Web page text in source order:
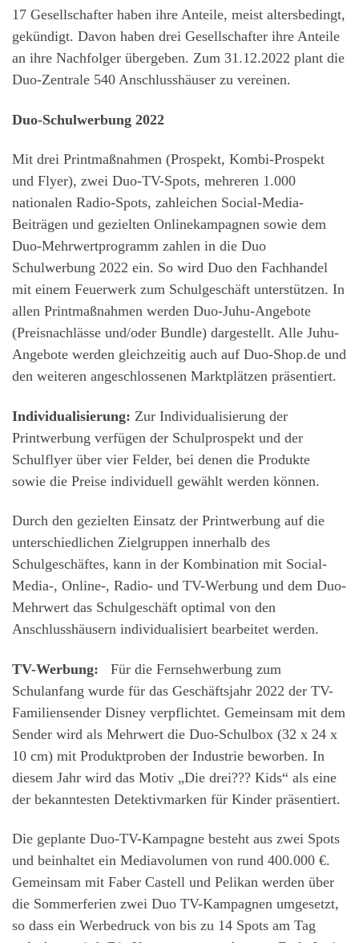
17 Gesellschafter haben ihre Anteile, meist altersbedingt,
gekündigt. Davon haben drei Gesellschafter ihre Anteile
an ihre Nachfolger übergeben. Zum 31.12.2022 plant die
Duo-Zentrale 540 Anschlusshäuser zu vereinen.
Duo-Schulwerbung 2022
Mit drei Printmaßnahmen (Prospekt, Kombi-Prospekt
und Flyer), zwei Duo-TV-Spots, mehreren 1.000
nationalen Radio-Spots, zahleichen Social-Media-
Beiträgen und gezielten Onlinekampagnen sowie dem
Duo-Mehrwertprogramm zahlen in die Duo
Schulwerbung 2022 ein. So wird Duo den Fachhandel
mit einem Feuerwerk zum Schulgeschäft unterstützen. In
allen Printmaßnahmen werden Duo-Juhu-Angebote
(Preisnachlässe und/oder Bundle) dargestellt. Alle Juhu-
Angebote werden gleichzeitig auch auf Duo-Shop.de und
den weiteren angeschlossenen Marktplätzen präsentiert.
Individualisierung: Zur Individualisierung der
Printwerbung verfügen der Schulprospekt und der
Schulflyer über vier Felder, bei denen die Produkte
sowie die Preise individuell gewählt werden können.
Durch den gezielten Einsatz der Printwerbung auf die
unterschiedlichen Zielgruppen innerhalb des
Schulgeschäftes, kann in der Kombination mit Social-
Media-, Online-, Radio- und TV-Werbung und dem Duo-
Mehrwert das Schulgeschäft optimal von den
Anschlusshäusern individualisiert bearbeitet werden.
TV-Werbung: Für die Fernsehwerbung zum
Schulanfang wurde für das Geschäftsjahr 2022 der TV-
Familiensender Disney verpflichtet. Gemeinsam mit dem
Sender wird als Mehrwert die Duo-Schulbox (32 x 24 x
10 cm) mit Produktproben der Industrie beworben. In
diesem Jahr wird das Motiv „Die drei??? Kids“ als eine
der bekanntesten Detektivmarken für Kinder präsentiert.
Die geplante Duo-TV-Kampagne besteht aus zwei Spots
und beinhaltet ein Mediavolumen von rund 400.000 €.
Gemeinsam mit Faber Castell und Pelikan werden über
die Sommerferien zwei Duo TV-Kampagnen umgesetzt,
so dass ein Werbedruck von bis zu 14 Spots am Tag